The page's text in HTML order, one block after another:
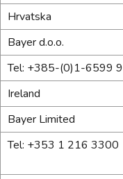
Hrvatska
Bayer d.o.o.
Tel: +385-(0)1-6599
Ireland
Bayer Limited
Tel: +353 1 216 3300